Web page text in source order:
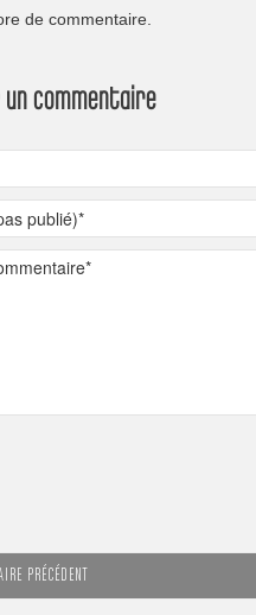
de commentaire.
un commentaire
PRÉCÉDENT